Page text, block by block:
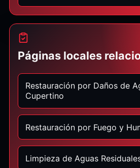
Páginas locales
Restauración por Daños de
Cupertino
Restauración por Fuego y
Limpieza de Aguas